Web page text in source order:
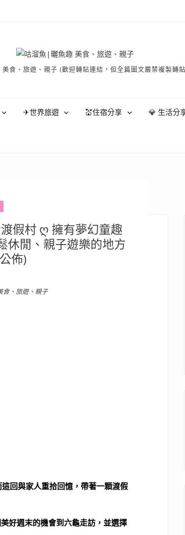
、旅遊、親子 (歡迎轉貼連結，但全篇圖文嚴禁複製轉
✈世界旅遊 💒住宿分享 💎 生活分
假村 ღ 擁有夢幻童趣
休閒、親子遊樂的地方
佈)
、旅遊、親子
回與家人重拾回憶，帶著一顆渡假
好週末的機會到六龜走訪，並選擇